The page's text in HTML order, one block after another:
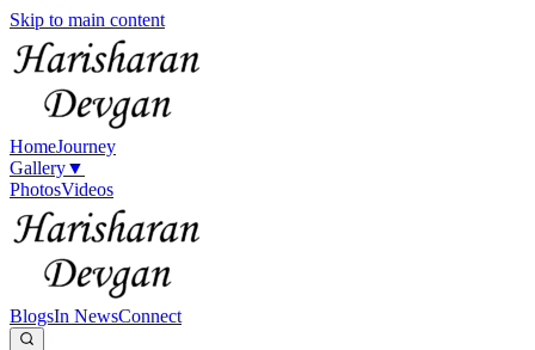
Skip to main content
HomeJourney
Gallery▼
PhotosVideos
BlogsIn NewsConnect